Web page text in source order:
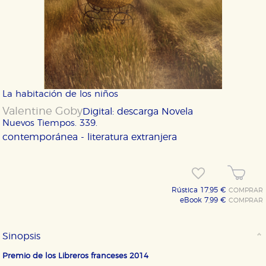
La habitación de los niños
Valentine Goby
Nuevos Tiempos. 339.
Digital: descarga Novela
contemporánea - literatura extranjera
Rústica 17,95 €COMPRAR
eBook 7,99 €COMPRAR
Sinopsis
Premio de los Libreros franceses 2014